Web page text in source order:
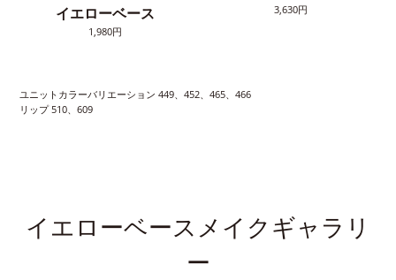
イエローベース
1,980円
3,630円
ユニットカラーバリエーション 449、452、465、466
リップ 510、609
イエローベースメイクギャラリ
ー